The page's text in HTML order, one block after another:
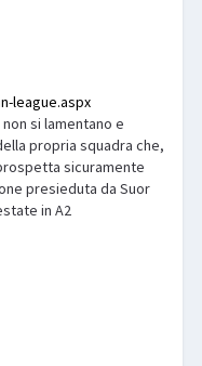
league.aspx
si lamentano e
propria squadra che,
sicuramente
presieduta da Suor
in A2